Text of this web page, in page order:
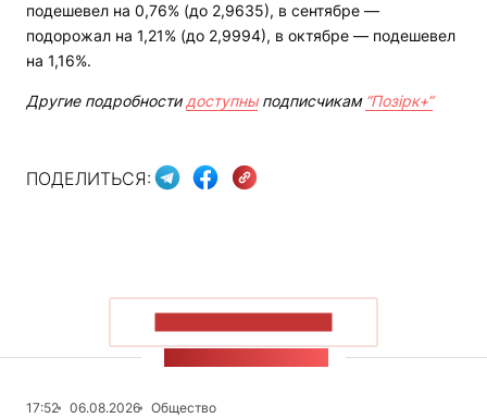
подешевел на 0,76% (до 2,9635), в сентябре —
подорожал на 1,21% (до 2,9994), в октябре — подешевел
на 1,16%.
Другие подробности доступныподписчикам “Позірк+“
ПОДЕЛИТЬСЯ:
17:52 06.08.2026
Общество